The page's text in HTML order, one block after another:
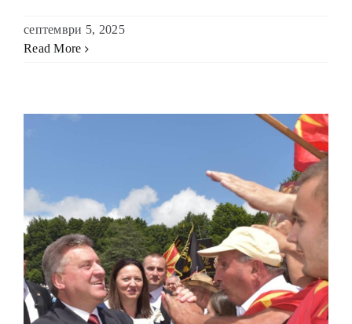
септември 5, 2025
Read More